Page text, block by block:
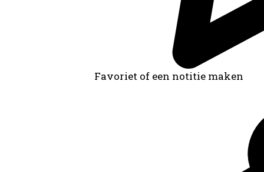
Favoriet of een notitie maken